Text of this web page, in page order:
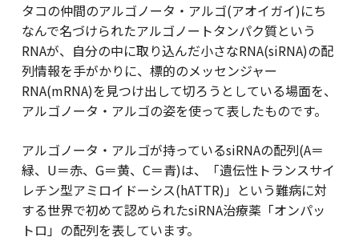
タコの仲間のアルゴノータ・アルゴ(アオイガイ)にち
なんで名づけられたアルゴノートタンパク質という
RNAが、自分の中に取り込んだ小さなRNA(siRNA)の配
列情報を手がかりに、標的のメッセンジャー
RNA(mRNA)を見つけ出して切ろうとしている場面を、
アルゴノータ・アルゴの姿を使って表したものです。
アルゴノータ・アルゴが持っているsiRNAの配列(A＝
緑、U＝赤、G＝黄、C＝青)は、「遺伝性トランスサイ
レチン型アミロイドーシス(hATTR)」という難病に対
する世界で初めて認められたsiRNA治療薬「オンパッ
トロ」の配列を表しています。